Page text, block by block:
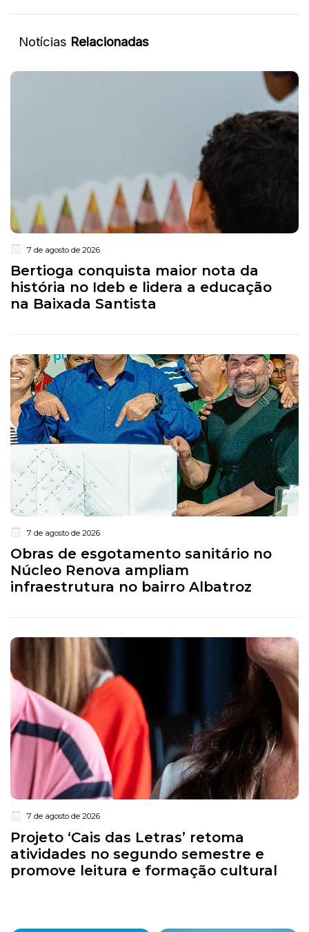
Notícias Relacionadas
7 de agosto de 2026
Bertioga conquista maior nota da
história no Ideb e lidera a educação
na Baixada Santista
7 de agosto de 2026
Obras de esgotamento sanitário no
Núcleo Renova ampliam
infraestrutura no bairro Albatroz
7 de agosto de 2026
Projeto ‘Cais das Letras’ retoma
atividades no segundo semestre e
promove leitura e formação cultural